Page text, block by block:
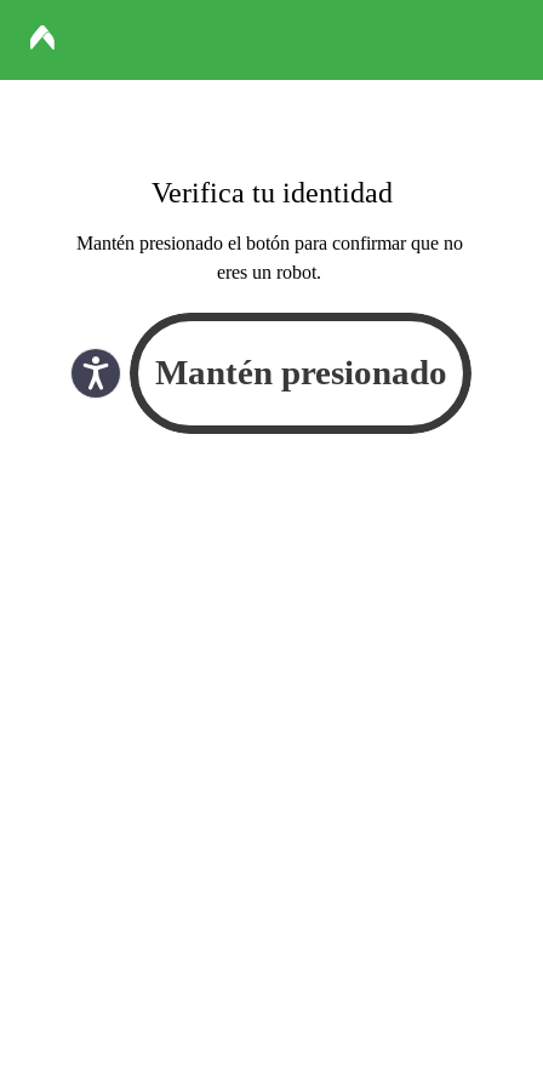
Verifica tu identidad
Mantén presionado el botón para confirmar que no
eres un robot.